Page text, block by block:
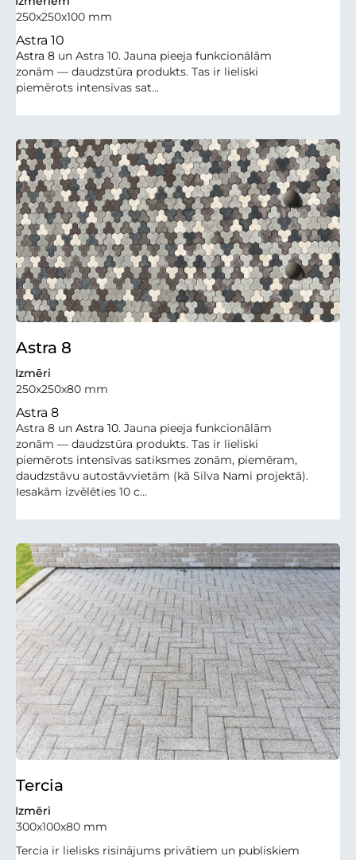
250x250x100 mm
Astra 10
Astra 8 un Astra 10. Jauna pieeja funkcionālām
zonām — daudzstūra produkts. Tas ir lieliski
piemērots intensīvas sat...
Astra 8
Izmēri
250x250x80 mm
Astra 8
Astra 8 un Astra 10. Jauna pieeja funkcionālām
zonām — daudzstūra produkts. Tas ir lieliski
piemērots intensīvas satiksmes zonām, piemēram,
daudzstāvu autostāvvietām (kā Silva Nami projektā).
Iesakām izvēlēties 10 c...
Tercia
Izmēri
300x100x80 mm
Tercia ir lielisks risinājums privātiem un publiskiem